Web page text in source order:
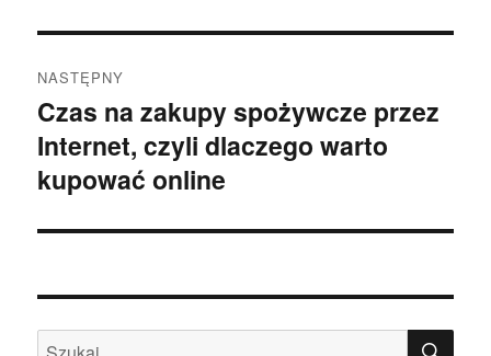
NASTĘPNY
Następny
wpis:
Czas na zakupy spożywcze przez
Internet, czyli dlaczego warto
kupować online
Szukaj: